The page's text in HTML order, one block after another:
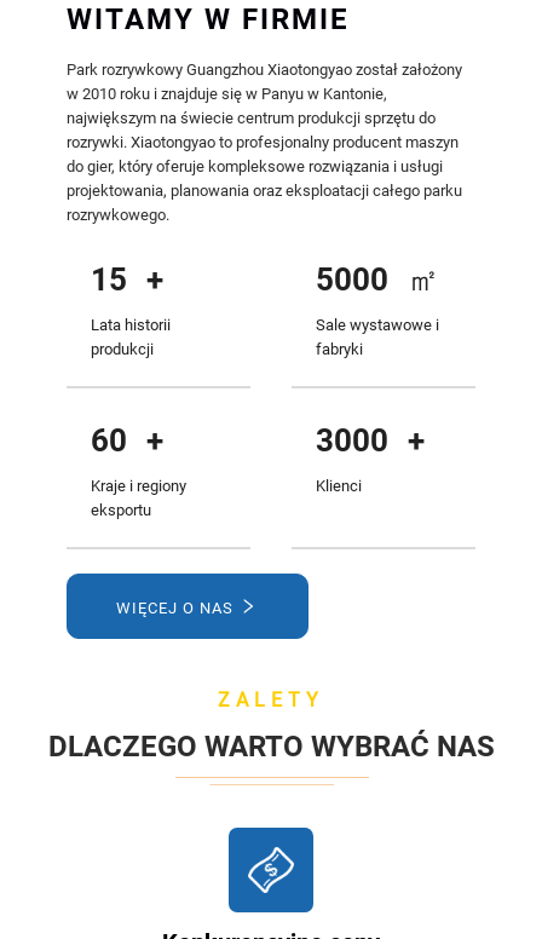
WITAMY W FIRMIE
Park rozrywkowy Guangzhou Xiaotongyao został założony
w 2010 roku i znajduje się w Panyu w Kantonie,
największym na świecie centrum produkcji sprzętu do
rozrywki. Xiaotongyao to profesjonalny producent maszyn
do gier, który oferuje kompleksowe rozwiązania i usługi
projektowania, planowania oraz eksploatacji całego parku
rozrywkowego.
15 +
Lata historii
produkcji
5000 ㎡
Sale wystawowe i
fabryki
60 +
Kraje i regiony
eksportu
3000 +
Klienci
WIĘCEJ O NAS
ZALETY
DLACZEGO WARTO WYBRAĆ NAS